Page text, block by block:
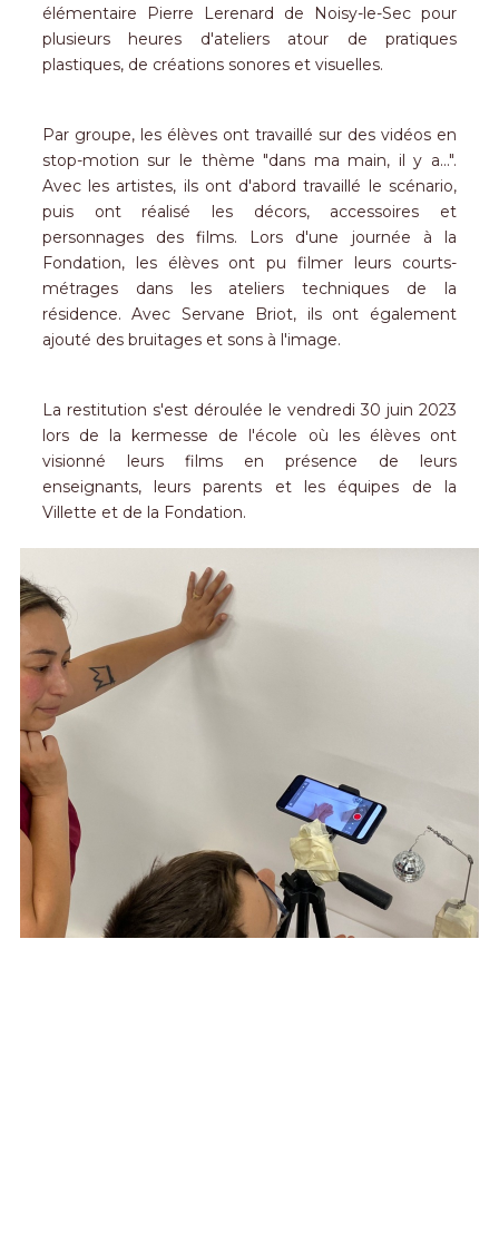
élémentaire Pierre Lerenard de Noisy-le-Sec pour
plusieurs heures d'ateliers atour de pratiques
plastiques, de créations sonores et visuelles.
Par groupe, les élèves ont travaillé sur des vidéos en
stop-motion sur le thème "dans ma main, il y a...".
Avec les artistes, ils ont d'abord travaillé le scénario,
puis ont réalisé les décors, accessoires et
personnages des films. Lors d'une journée à la
Fondation, les élèves ont pu filmer leurs courts-
métrages dans les ateliers techniques de la
résidence. Avec Servane Briot, ils ont également
ajouté des bruitages et sons à l'image.
La restitution s'est déroulée le vendredi 30 juin 2023
lors de la kermesse de l'école où les élèves ont
visionné leurs films en présence de leurs
enseignants, leurs parents et les équipes de la
Villette et de la Fondation.